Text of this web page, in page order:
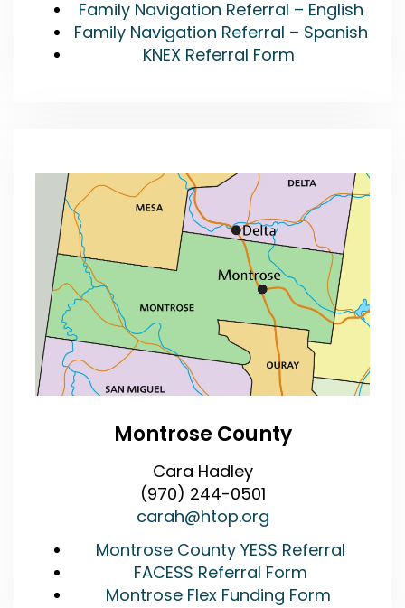
Family Navigation Referral – English
Family Navigation Referral – Spanish
KNEX Referral Form
Montrose County
Cara Hadley
(970) 244-0501
carah@htop.org
Montrose County YESS Referral
FACESS Referral Form
Montrose Flex Funding Form